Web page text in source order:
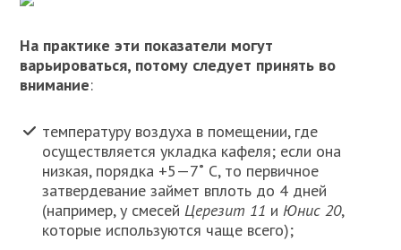
На практике эти показатели могут
варьироваться, потому следует принять во
внимание:
температуру воздуха в помещении, где
осуществляется укладка кафеля; если она
низкая, порядка +5—7˚ С, то первичное
затвердевание займет вплоть до 4 дней
(например, у смесейЦерезит 11 иЮнис 20,
которые используются чаще всего);